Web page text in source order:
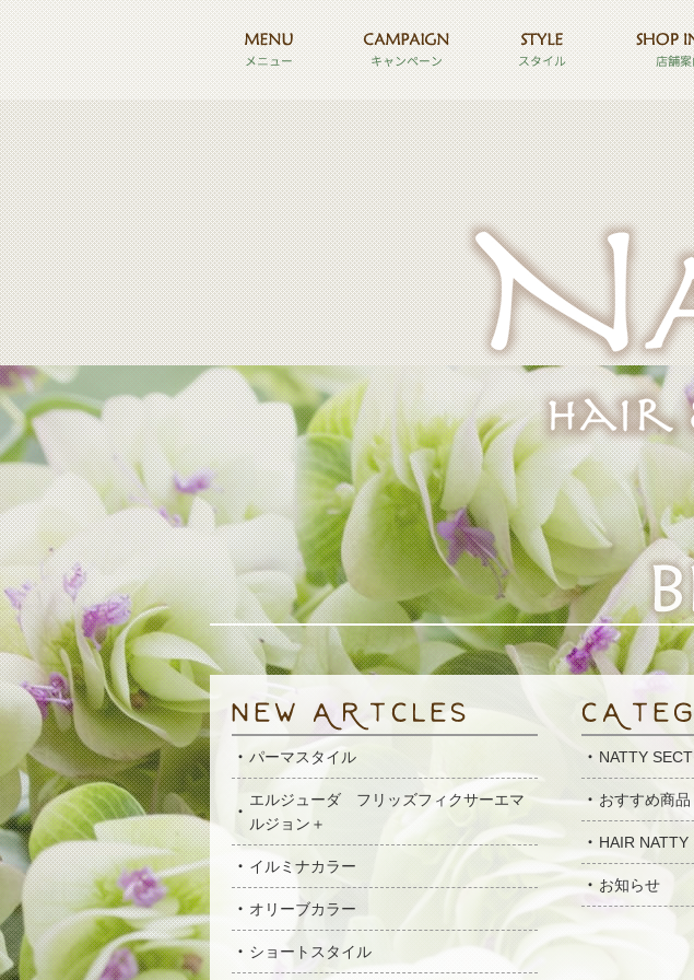
パーマスタイル
エルジューダ フリッズフィクサーエマ
ルジョン＋
イルミナカラー
オリーブカラー
ショートスタイル
NATTY SECT
おすすめ商品
HAIR NATTY
お知らせ